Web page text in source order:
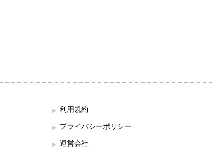
利用規約
プライバシーポリシー
運営会社